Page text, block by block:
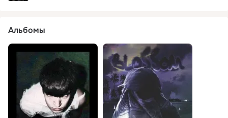
Альбомы